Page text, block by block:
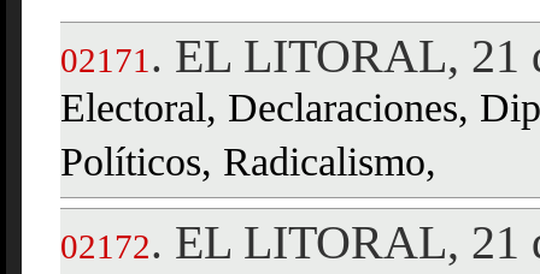
02171 . EL LITORAL, 21
Electoral, Declaraciones,
Políticos, Radicalismo,
02172. EL LITORAL, 21